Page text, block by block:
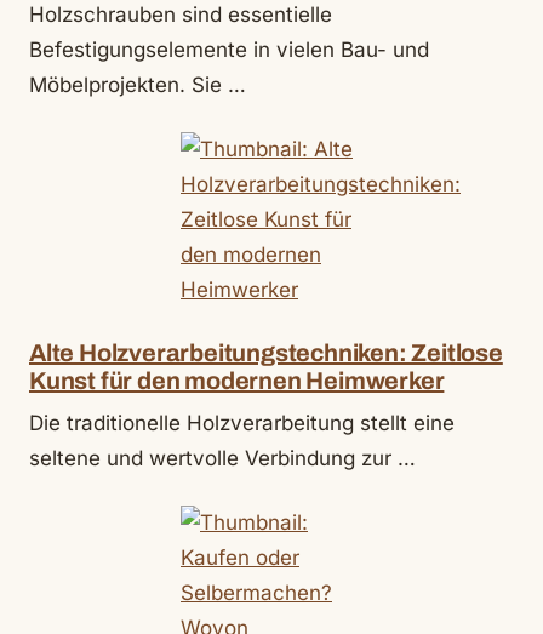
Holzschrauben sind essentielle
Befestigungselemente in vielen Bau- und
Möbelprojekten. Sie …
Alte Holzverarbeitungstechniken: Zeitlose
Kunst für den modernen Heimwerker
Die traditionelle Holzverarbeitung stellt eine
seltene und wertvolle Verbindung zur …